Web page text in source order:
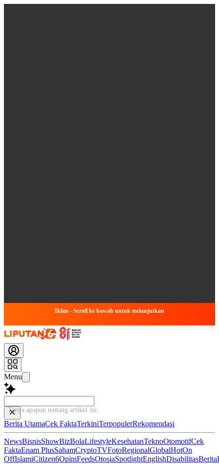
Iklan - Scroll ke bawah untuk melanjutkan
Menu
Tanya
Berita UtamaCek FaktaTerkiniTerpopulerRekomendasi
NewsBisnisShowBizBolaLifestyleKesehatanTeknoOtomotifCek
FaktaEnam PlusSahamCryptoTVFotoRegionalGlobalHotOn
OffIslamiCitizen6OpiniFeedsOtosiaSpotlightEnglishDisabilitasBerita